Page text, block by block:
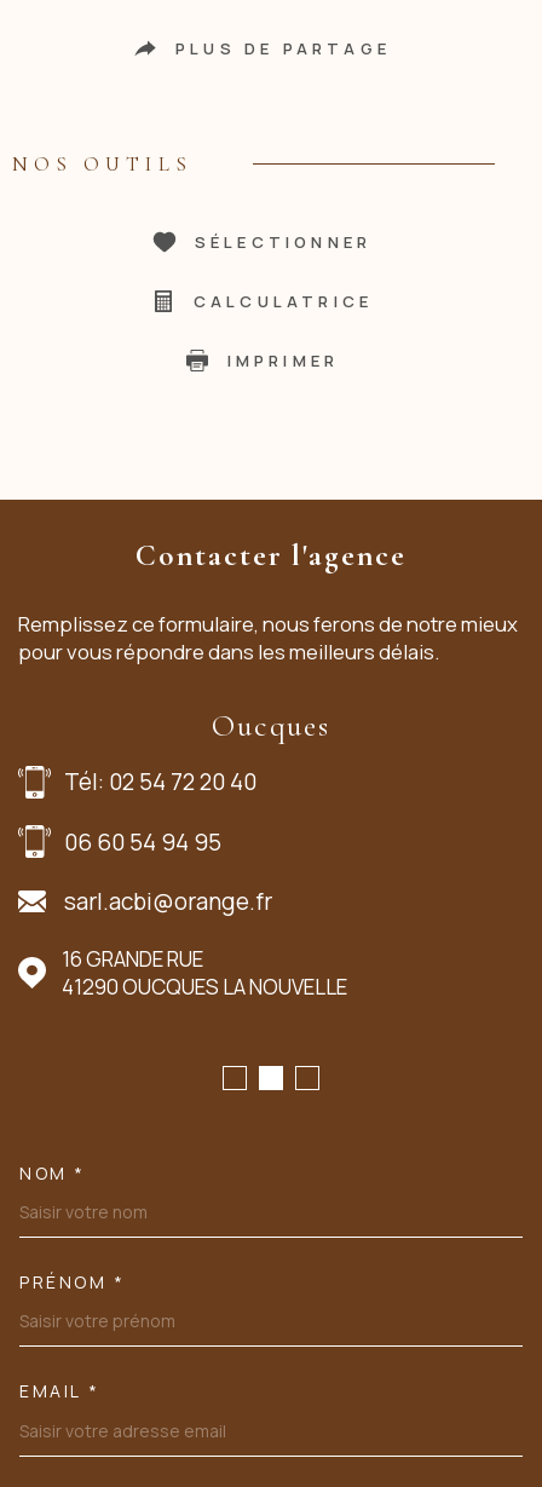
PLUS DE PARTAGE
NOS OUTILS
SÉLECTIONNER
CALCULATRICE
IMPRIMER
Contacter l'agence
Remplissez ce formulaire, nous ferons de notre mieux
pour vous répondre dans les meilleurs délais.
Oucques
Tél: 02 54 72 20 40
06 60 54 94 95
sarl.acbi@orange.fr
16 GRANDE RUE
41290 OUCQUES LA NOUVELLE
NOM *
PRÉNOM *
EMAIL *